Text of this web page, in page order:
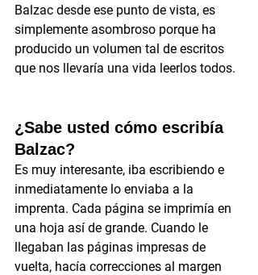
Balzac desde ese punto de vista, es
simplemente asombroso porque ha
producido un volumen tal de escritos
que nos llevaría una vida leerlos todos.
¿Sabe usted cómo escribía
Balzac?
Es muy interesante, iba escribiendo e
inmediatamente lo enviaba a la
imprenta. Cada página se imprimía en
una hoja así de grande. Cuando le
llegaban las páginas impresas de
vuelta, hacía correcciones al margen